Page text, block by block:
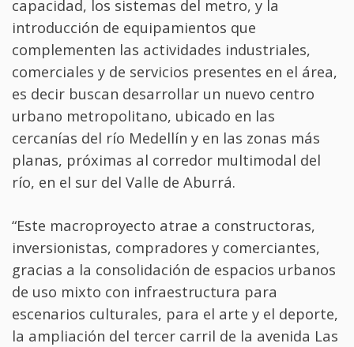
capacidad, los sistemas del metro, y la
introducción de equipamientos que
complementen las actividades industriales,
comerciales y de servicios presentes en el área,
es decir buscan desarrollar un nuevo centro
urbano metropolitano, ubicado en las
cercanías del río Medellín y en las zonas más
planas, próximas al corredor multimodal del
río, en el sur del Valle de Aburrá.
“Este macroproyecto atrae a constructoras,
inversionistas, compradores y comerciantes,
gracias a la consolidación de espacios urbanos
de uso mixto con infraestructura para
escenarios culturales, para el arte y el deporte,
la ampliación del tercer carril de la avenida Las